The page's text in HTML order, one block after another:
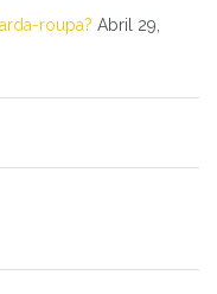
roupa? Abril 29,